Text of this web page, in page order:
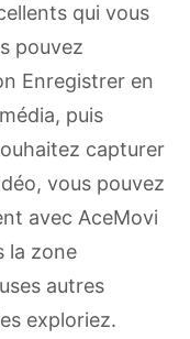
qui vous
pouvez
Enregistrer en
puis
capturer
vous pouvez
avec AceMovi
la zone
autres
exploriez.